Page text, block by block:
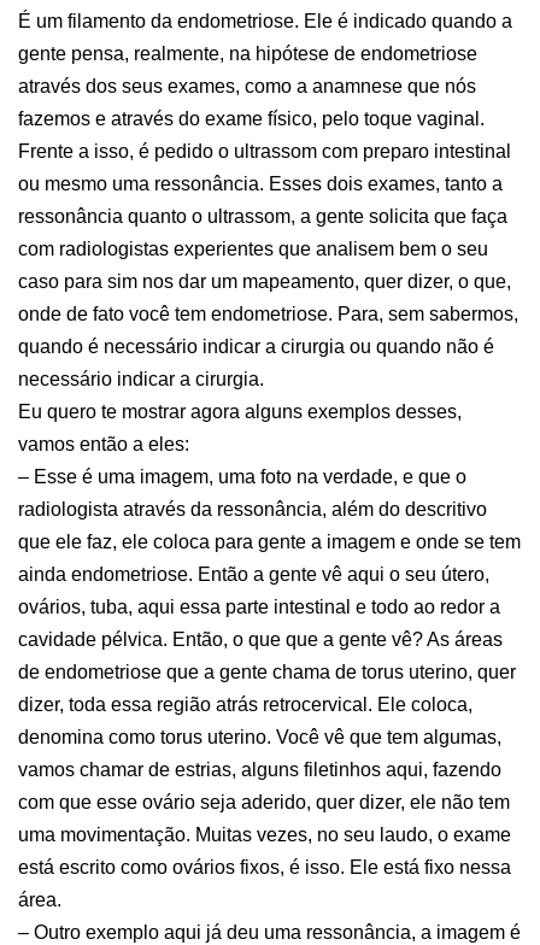
É um filamento da endometriose. Ele é indicado quando a
gente pensa, realmente, na hipótese de endometriose
através dos seus exames, como a anamnese que nós
fazemos e através do exame físico, pelo toque vaginal.
Frente a isso, é pedido o ultrassom com preparo intestinal
ou mesmo uma ressonância. Esses dois exames, tanto a
ressonância quanto o ultrassom, a gente solicita que faça
com radiologistas experientes que analisem bem o seu
caso para sim nos dar um mapeamento, quer dizer, o que,
onde de fato você tem endometriose. Para, sem sabermos,
quando é necessário indicar a cirurgia ou quando não é
necessário indicar a cirurgia.
Eu quero te mostrar agora alguns exemplos desses,
vamos então a eles:
– Esse é uma imagem, uma foto na verdade, e que o
radiologista através da ressonância, além do descritivo
que ele faz, ele coloca para gente a imagem e onde se tem
ainda endometriose. Então a gente vê aqui o seu útero,
ovários, tuba, aqui essa parte intestinal e todo ao redor a
cavidade pélvica. Então, o que que a gente vê? As áreas
de endometriose que a gente chama de torus uterino, quer
dizer, toda essa região atrás retrocervical. Ele coloca,
denomina como torus uterino. Você vê que tem algumas,
vamos chamar de estrias, alguns filetinhos aqui, fazendo
com que esse ovário seja aderido, quer dizer, ele não tem
uma movimentação. Muitas vezes, no seu laudo, o exame
está escrito como ovários fixos, é isso. Ele está fixo nessa
área.
– Outro exemplo aqui já deu uma ressonância, a imagem é